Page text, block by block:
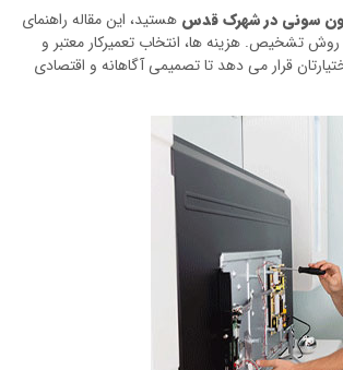
سونی در شهرک قدس هستید، این مقاله راهنمای
تشخیص. هزینه ها، انتخاب تعمیرکار معتبر و
قرار می دهد تا تصمیمی آگاهانه و اقتصادی